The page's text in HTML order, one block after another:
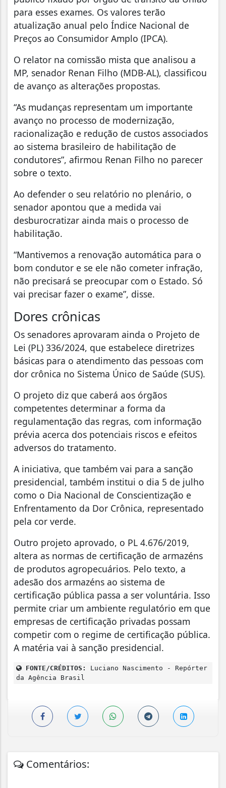
para esses exames. Os valores terão
atualização anual pelo Índice Nacional de
Preços ao Consumidor Amplo (IPCA).
O relator na comissão mista que analisou a
MP, senador Renan Filho (MDB-AL), classificou
de avanço as alterações propostas.
“As mudanças representam um importante
avanço no processo de modernização,
racionalização e redução de custos associados
ao sistema brasileiro de habilitação de
condutores”, afirmou Renan Filho no parecer
sobre o texto.
Ao defender o seu relatório no plenário, o
senador apontou que a medida vai
desburocratizar ainda mais o processo de
habilitação.
“Mantivemos a renovação automática para o
bom condutor e se ele não cometer infração,
não precisará se preocupar com o Estado. Só
vai precisar fazer o exame”, disse.
Dores crônicas
Os senadores aprovaram ainda o Projeto de
Lei (PL) 336/2024, que estabelece diretrizes
básicas para o atendimento das pessoas com
dor crônica no Sistema Único de Saúde (SUS).
O projeto diz que caberá aos órgãos
competentes determinar a forma da
regulamentação das regras, com informação
prévia acerca dos potenciais riscos e efeitos
adversos do tratamento.
A iniciativa, que também vai para a sanção
presidencial, também institui o dia 5 de julho
como o Dia Nacional de Conscientização e
Enfrentamento da Dor Crônica, representado
pela cor verde.
Outro projeto aprovado, o PL 4.676/2019,
altera as normas de certificação de armazéns
de produtos agropecuários. Pelo texto, a
adesão dos armazéns ao sistema de
certificação pública passa a ser voluntária. Isso
permite criar um ambiente regulatório em que
empresas de certificação privadas possam
competir com o regime de certificação pública.
A matéria vai à sanção presidencial.
FONTE/CRÉDITOS:
Luciano Nascimento - Repórter
da Agência Brasil
Comentários: